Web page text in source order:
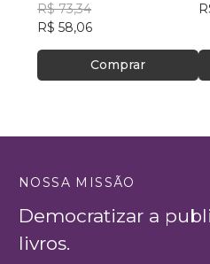
R$ 73,34
R$ 58,06
Comprar
NOSSA MISSÃO
Democratizar a
livros.